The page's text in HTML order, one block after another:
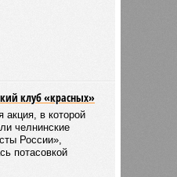
клуб «красных»
акция, в которой
челнинские
России»,
потасовкой